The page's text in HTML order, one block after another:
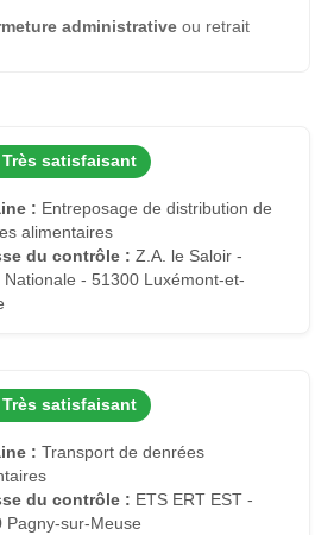
administrative ou retrait
Très satisfaisant
: Entreposage de distribution de
alimentaires
du contrôle : Z.A. le Saloir -
Nationale - 51300 Luxémont-et-
Très satisfaisant
: Transport de denrées
du contrôle : ETS ERT EST -
Pagny-sur-Meuse